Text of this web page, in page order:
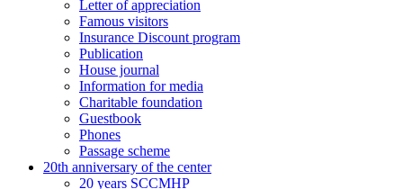
Letter of appreciation
Famous visitors
Insurance Discount program
Publication
House journal
Information for media
Charitable foundation
Guestbook
Phones
Passage scheme
20th anniversary of the center
20 years SCCMHP